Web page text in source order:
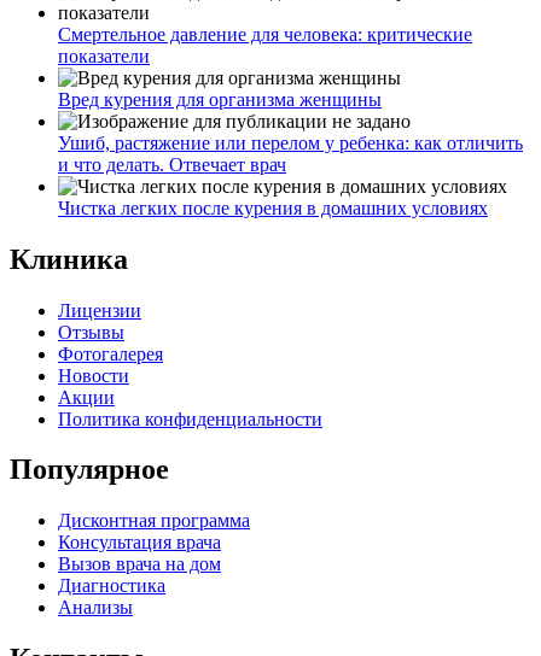
Смертельное давление для человека: критические
показатели
Вред курения для организма женщины
Ушиб, растяжение или перелом у ребенка: как отличить
и что делать. Отвечает врач
Чистка легких после курения в домашних условиях
Клиника
Лицензии
Отзывы
Фотогалерея
Новости
Акции
Политика конфиденциальности
Популярное
Дисконтная программа
Консультация врача
Вызов врача на дом
Диагностика
Анализы